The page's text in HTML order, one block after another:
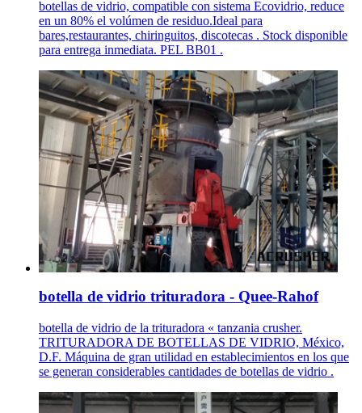
botellas de vidrio, compatible con sistema Ecovidrio, reduce
en un 80% el volúmen de residuo.Ideal para
bares,restaurantes, chiringuitos, discotecas . Stock disponible
para entrega inmediata. PEL BB01 .
botella de vidrio trituradora - Quee-Rahof
botella de vidrio de la trituradora « tanzania crusher.
TRITURADORA DE BOTELLAS DE VIDRIO, México,
D.F. Máquina de gran utilidad en establecimientos en los que
se generan considerables cantidades de botellas de vidrio .